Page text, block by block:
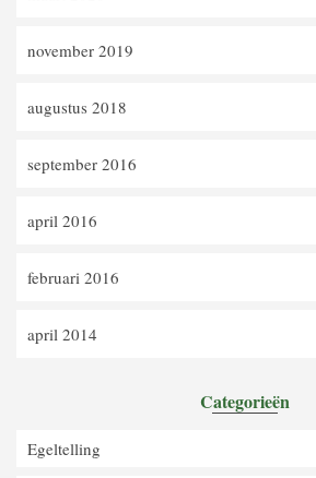
november 2019
augustus 2018
september 2016
april 2016
februari 2016
april 2014
Categorieën
Egeltelling